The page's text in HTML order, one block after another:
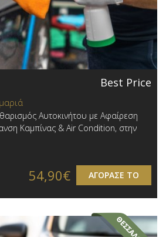
Best Price
Αυτοκινήτου με Αφαίρεση
Καμπίνας & Air Condition, στην
ΑΓΟΡΑΣΕ ΤΟ
54,90€